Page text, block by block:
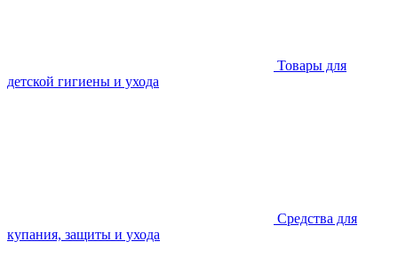
Товары для
детской гигиены и ухода
Средства для
купания, защиты и ухода